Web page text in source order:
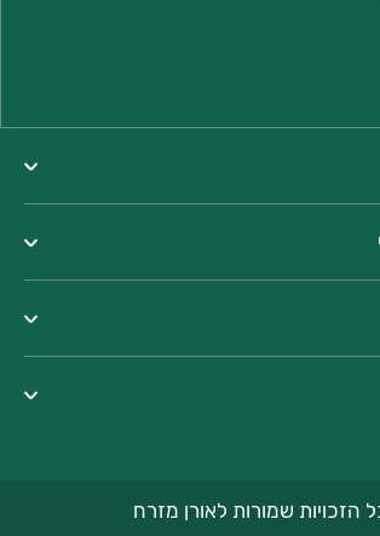
הזכויות שמורות לאורן מזרח